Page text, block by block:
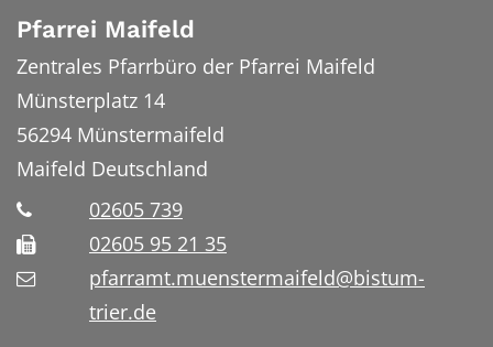
Pfarrei Maifeld
Zentrales Pfarrbüro der Pfarrei Maifeld
Münsterplatz 14
56294 Münstermaifeld
Maifeld Deutschland
02605 739
02605 95 21 35
pfarramt.muenstermaifeld@bistum-
trier.de